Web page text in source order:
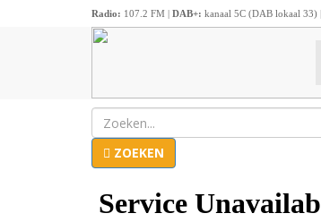
Radio: 107.2 FM | DAB+: kanaal 5C (DAB lokaal 33) |
ZOEKEN